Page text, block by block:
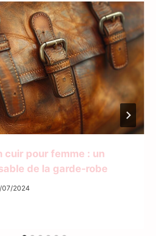
cuir pour femme : un
de la garde-robe
07/2024